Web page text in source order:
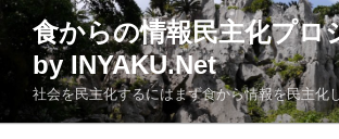
コ
食からの情報民主化プロ
by INYAKU.Net
社会を民主化するにはまず食から情報を民主化